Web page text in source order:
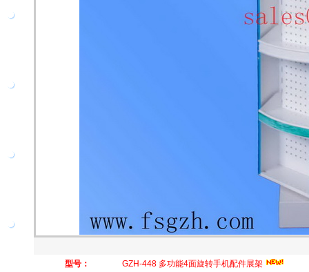
型号：
GZH-448 多功能4面旋转手机配件展架